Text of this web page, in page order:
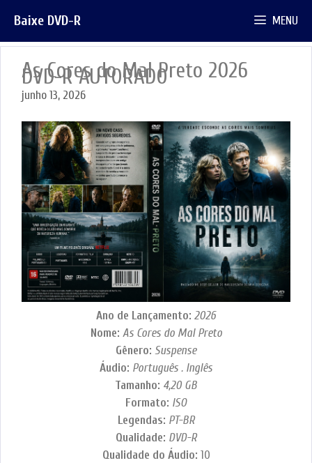
para
o
conteúdo
Baixe DVD-R MENU
As Cores do Mal Preto 2026
DVD-R AUTORADO
junho 13, 2026
Ano de Lançamento: 2026
Nome: As Cores do Mal Preto
Gênero: Suspense
Áudio: Português . Inglês
Tamanho: 4,20 GB
Formato: ISO
Legendas: PT-BR
Qualidade: DVD-R
Qualidade do Áudio: 10